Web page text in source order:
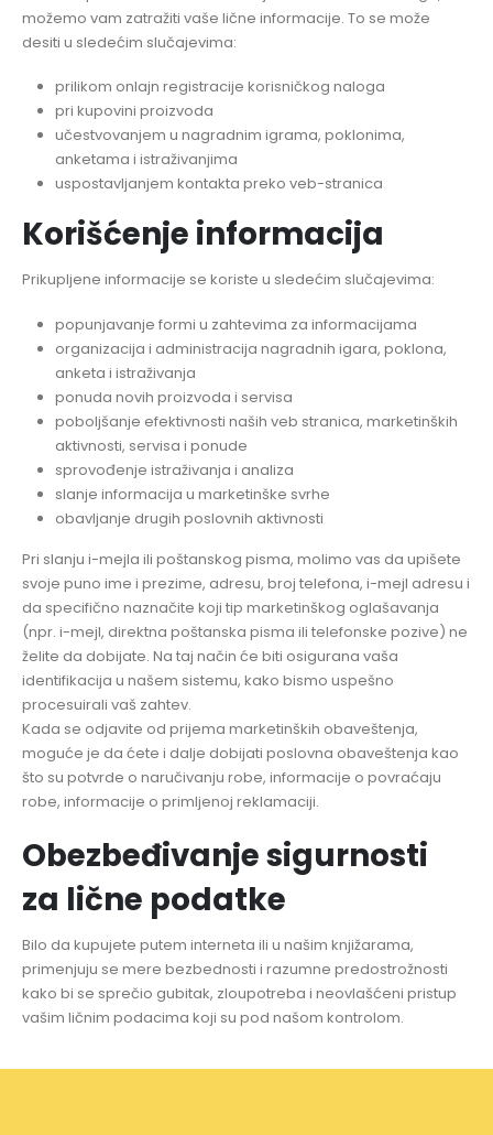
možemo vam zatražiti vaše lične informacije. To se može
desiti u sledećim slučajevima:
prilikom onlajn registracije korisničkog naloga
pri kupovini proizvoda
učestvovanjem u nagradnim igrama, poklonima,
anketama i istraživanjima
uspostavljanjem kontakta preko veb-stranica
Korišćenje informacija
Prikupljene informacije se koriste u sledećim slučajevima:
popunjavanje formi u zahtevima za informacijama
organizacija i administracija nagradnih igara, poklona,
anketa i istraživanja
ponuda novih proizvoda i servisa
poboljšanje efektivnosti naših veb stranica, marketinških
aktivnosti, servisa i ponude
sprovođenje istraživanja i analiza
slanje informacija u marketinške svrhe
obavljanje drugih poslovnih aktivnosti
Pri slanju i-mejla ili poštanskog pisma, molimo vas da upišete
svoje puno ime i prezime, adresu, broj telefona, i-mejl adresu i
da specifično naznačite koji tip marketinškog oglašavanja
(npr. i-mejl, direktna poštanska pisma ili telefonske pozive) ne
želite da dobijate. Na taj način će biti osigurana vaša
identifikacija u našem sistemu, kako bismo uspešno
procesuirali vaš zahtev.
Kada se odjavite od prijema marketinških obaveštenja,
moguće je da ćete i dalje dobijati poslovna obaveštenja kao
što su potvrde o naručivanju robe, informacije o povraćaju
robe, informacije o primljenoj reklamaciji.
Obezbeđivanje sigurnosti
za lične podatke
Bilo da kupujete putem interneta ili u našim knjižarama,
primenjuju se mere bezbednosti i razumne predostrožnosti
kako bi se sprečio gubitak, zloupotreba i neovlašćeni pristup
vašim ličnim podacima koji su pod našom kontrolom.